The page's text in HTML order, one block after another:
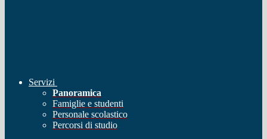
Servizi
Panoramica
Famiglie e studenti
Personale scolastico
Percorsi di studio